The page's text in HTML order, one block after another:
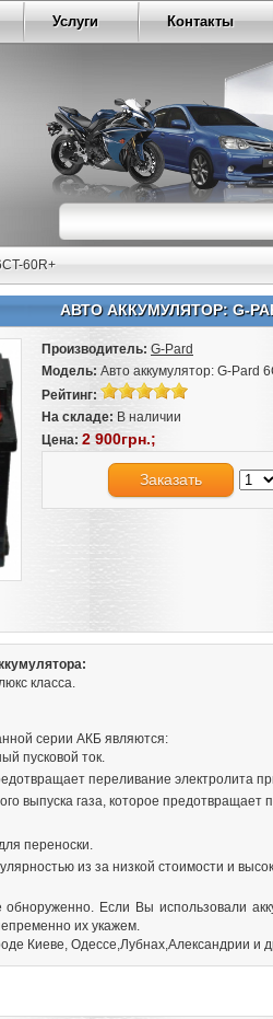
Услуги Контакты
60R+
АВТО АККУМУЛЯТОР: G-
Производитель: G-Pard
Модель: Авто аккумулятор: G-Pard
Рейтинг:
На складе: В наличии
Цена: 2 900грн.;
Заказать
класса.
серии АКБ являются:
пусковой ток.
переливание электролита
выпуска газа, которое предотвращает
переноски.
из за низкой стоимости и
Если Вы использовали
их укажем.
Киеве, Одессе,Лубнах,Александрии и